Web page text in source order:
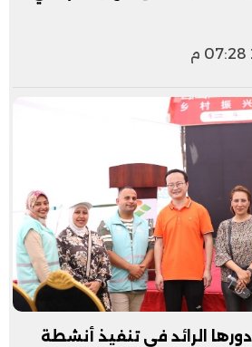
الرائد في تنفيذ أنشطة